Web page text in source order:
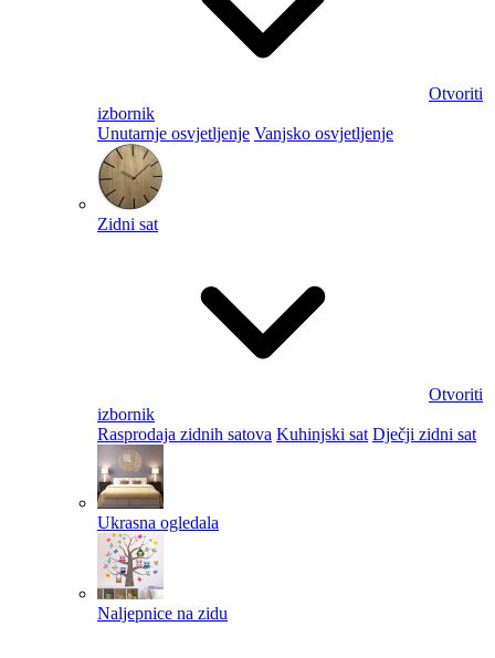
Otvoriti
izbornik
Unutarnje osvjetljenje Vanjsko osvjetljenje
Zidni sat
Otvoriti
izbornik
Rasprodaja zidnih satova Kuhinjski sat Dječji zidni sat
Ukrasna ogledala
Naljepnice na zidu